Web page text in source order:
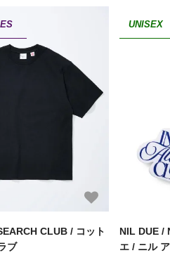
CLUB / コット
ブ
UNISEX
NIL DUE /
エ / ニル